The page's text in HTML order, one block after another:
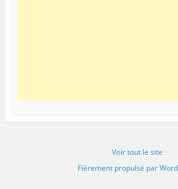
Voir tout le site
Fièrement propulsé par